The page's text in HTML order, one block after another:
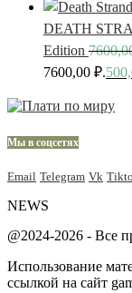
DEATH
Edition
7600,00 ₽.
Мы в соцсетях
Email Telegram Vk
NEWS
@2024-2026 - Все
Использование
ссылкой на сайт